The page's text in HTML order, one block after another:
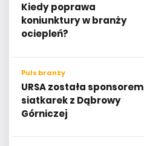
Kiedy poprawa
koniunktury w branży
ociepleń?
Puls branży
URSA została sponsorem
siatkarek z Dąbrowy
Górniczej